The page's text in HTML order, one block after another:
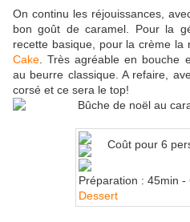
On continu les réjouissances,
bon goût de caramel. Pour la
recette basique, pour la crème la
Cake . Très agréable en bouche
au beurre classique. A refaire,
corsé et ce sera le top!
Coût pour 6
Préparation : 45min -
Dessert